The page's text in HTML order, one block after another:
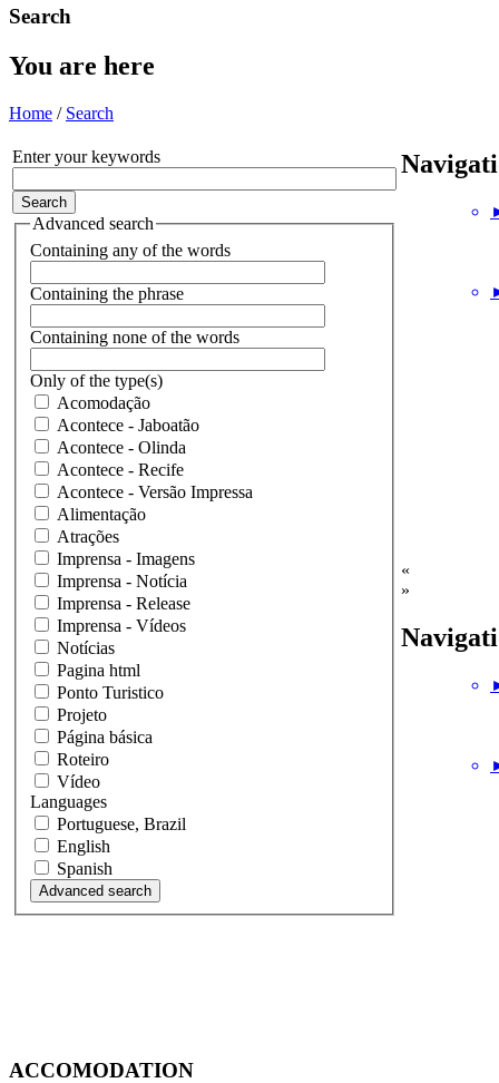
Search
You are here
Home / Search
Enter your keywords
Advanced search
Containing any of the words
Containing the phrase
Containing none of the words
Only of the type(s)
Acomodação
Acontece - Jaboatão
Acontece - Olinda
Acontece - Recife
Acontece - Versão Impressa
Alimentação
Atrações
Imprensa - Imagens
Imprensa - Notícia
Imprensa - Release
Imprensa - Vídeos
Notícias
Pagina html
Ponto Turistico
Projeto
Página básica
Roteiro
Vídeo
Languages
Portuguese, Brazil
English
Spanish
«
»
ACCOMODATION